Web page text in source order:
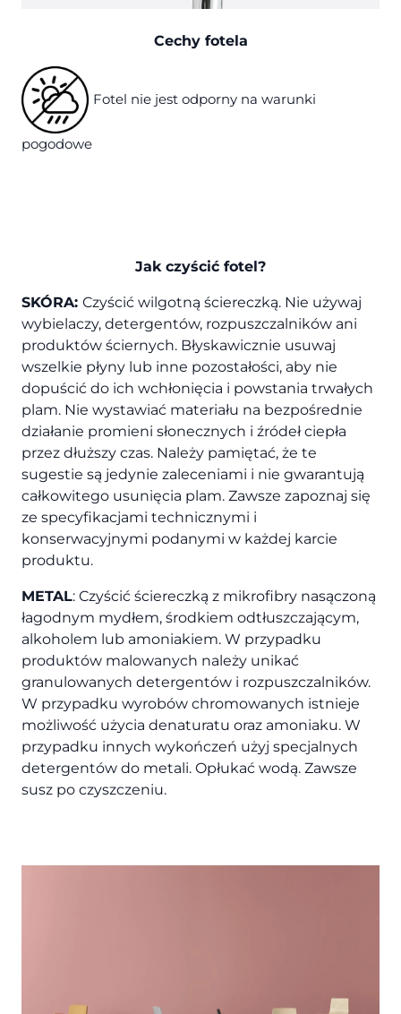
Cechy fotela
Fotel nie jest odporny na warunki
pogodowe
Jak czyścić fotel?
SKÓRA: Czyścić wilgotną ściereczką. Nie używaj
wybielaczy, detergentów, rozpuszczalników ani
produktów ściernych. Błyskawicznie usuwaj
wszelkie płyny lub inne pozostałości, aby nie
dopuścić do ich wchłonięcia i powstania trwałych
plam. Nie wystawiać materiału na bezpośrednie
działanie promieni słonecznych i źródeł ciepła
przez dłuższy czas. Należy pamiętać, że te
sugestie są jedynie zaleceniami i nie gwarantują
całkowitego usunięcia plam. Zawsze zapoznaj się
ze specyfikacjami technicznymi i
konserwacyjnymi podanymi w każdej karcie
produktu.
METAL: Czyścić ściereczką z mikrofibry nasączoną
łagodnym mydłem, środkiem odtłuszczającym,
alkoholem lub amoniakiem. W przypadku
produktów malowanych należy unikać
granulowanych detergentów i rozpuszczalników.
W przypadku wyrobów chromowanych istnieje
możliwość użycia denaturatu oraz amoniaku. W
przypadku innych wykończeń użyj specjalnych
detergentów do metali. Opłukać wodą. Zawsze
susz po czyszczeniu.